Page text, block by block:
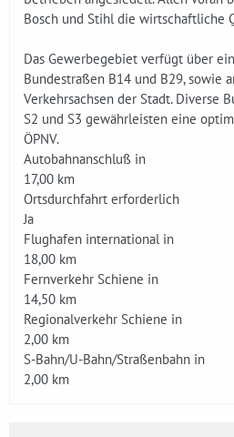
Bosch und Stihl die wirtschaftliche
Das Gewerbegebiet verfügt über
Bundestraßen B14 und B29, sowie
Verkehrsachsen der Stadt. Diverse
S2 und S3 gewährleisten eine
ÖPNV.
Autobahnanschluß in
17,00 km
Ortsdurchfahrt erforderlich
Ja
Flughafen international in
18,00 km
Fernverkehr Schiene in
14,50 km
Regionalverkehr Schiene in
2,00 km
S-Bahn/U-Bahn/Straßenbahn in
2,00 km